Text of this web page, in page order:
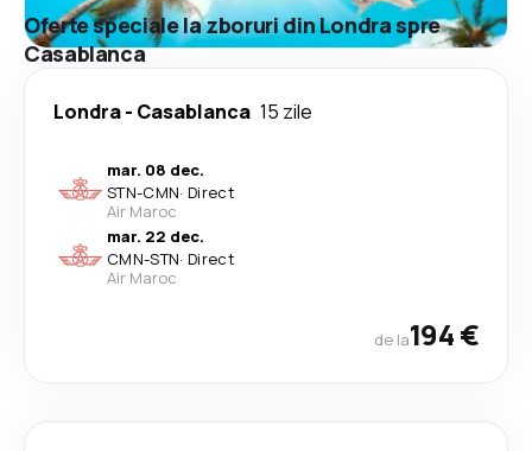
Oferte speciale la zboruri din Londra spre
Casablanca
Londra- Casablanca 15 zile
mar. 08 dec.
STN-CMN· Direct
Air Maroc
mar. 22 dec.
CMN-STN· Direct
Air Maroc
de la194 €